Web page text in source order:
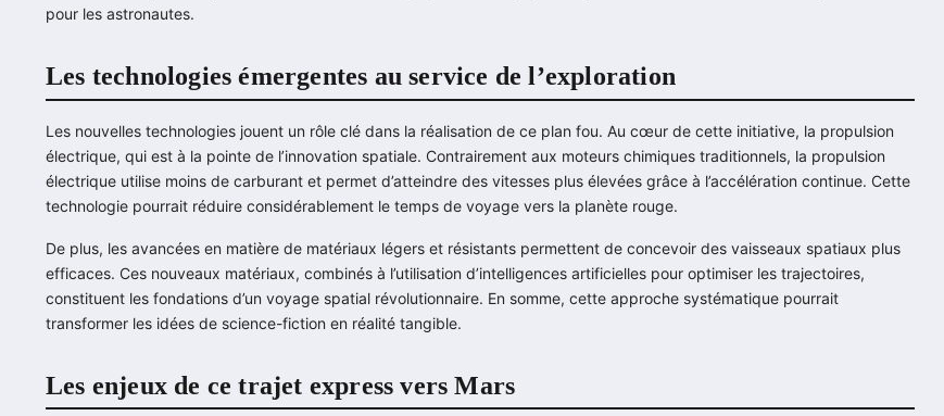
pour les astronautes.
Les technologies émergentes au service de l’exploration
Les nouvelles technologies jouent un rôle clé dans la réalisation de ce plan fou. Au cœur de cette initiative, la propulsion
électrique, qui est à la pointe de l’innovation spatiale. Contrairement aux moteurs chimiques traditionnels, la propulsion
électrique utilise moins de carburant et permet d’atteindre des vitesses plus élevées grâce à l’accélération continue. Cette
technologie pourrait réduire considérablement le temps de voyage vers la planète rouge.
De plus, les avancées en matière de matériaux légers et résistants permettent de concevoir des vaisseaux spatiaux plus
efficaces. Ces nouveaux matériaux, combinés à l’utilisation d’intelligences artificielles pour optimiser les trajectoires,
constituent les fondations d’un voyage spatial révolutionnaire. En somme, cette approche systématique pourrait
transformer les idées de science-fiction en réalité tangible.
Les enjeux de ce trajet express vers Mars